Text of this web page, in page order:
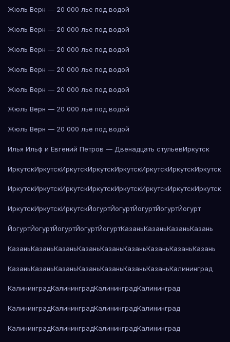
Жюль Верн — 20 000 лье под водой
Жюль Верн — 20 000 лье под водой
Жюль Верн — 20 000 лье под водой
Жюль Верн — 20 000 лье под водой
Жюль Верн — 20 000 лье под водой
Жюль Верн — 20 000 лье под водой
Жюль Верн — 20 000 лье под водой
Илья Ильф и Евгений Петров — Двенадцать стульевИркутск
ИркутскИркутскИркутскИркутскИркутскИркутскИркутскИркутск
ИркутскИркутскИркутскИркутскИркутскИркутскИркутскИркутск
ИркутскИркутскИркутскЙогуртЙогуртЙогуртЙогуртЙогурт
ЙогуртЙогуртЙогуртЙогуртЙогуртКазаньКазаньКазаньКазань
КазаньКазаньКазаньКазаньКазаньКазаньКазаньКазаньКазань
КазаньКазаньКазаньКазаньКазаньКазаньКазаньКалининград
КалининградКалининградКалининградКалининград
КалининградКалининградКалининградКалининград
КалининградКалининградКалининградКалининград